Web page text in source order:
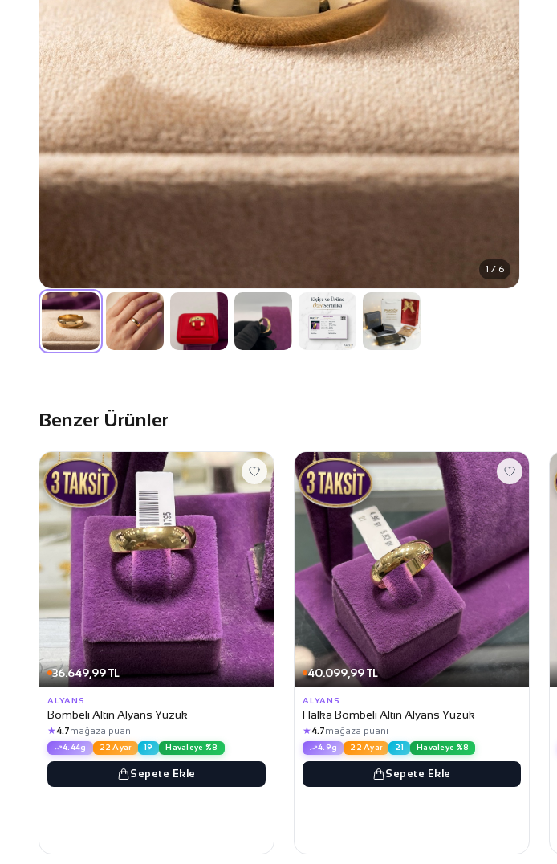
1 / 6
Benzer Ürünler
36.649,99 TL
ALYANS
Bombeli Altın Alyans Yüzük
★4.7mağaza puanı
4.44g 22 Ayar 19 Havaleye %8
Sepete Ekle
40.099,99 TL
ALYANS
Halka Bombeli Altın Alyans Yüzük
★4.7mağaza puanı
4.9g 22 Ayar 21 Havaleye %8
Sepete Ekle